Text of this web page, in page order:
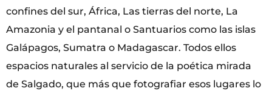
confines del sur, África, Las tierras del norte, La
Amazonia y el pantanal o Santuarios como las islas
Galápagos, Sumatra o Madagascar. Todos ellos
espacios naturales al servicio de la poética mirada
de Salgado, que más que fotografiar esos lugares lo